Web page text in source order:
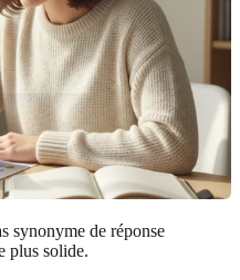
synonyme de réponse
plus solide.